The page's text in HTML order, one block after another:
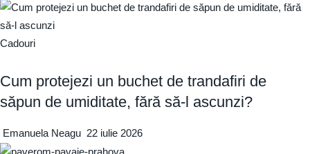
Cadouri
Cum protejezi un buchet de trandafiri de
săpun de umiditate, fără să-l ascunzi?
Emanuela Neagu 22 iulie 2026